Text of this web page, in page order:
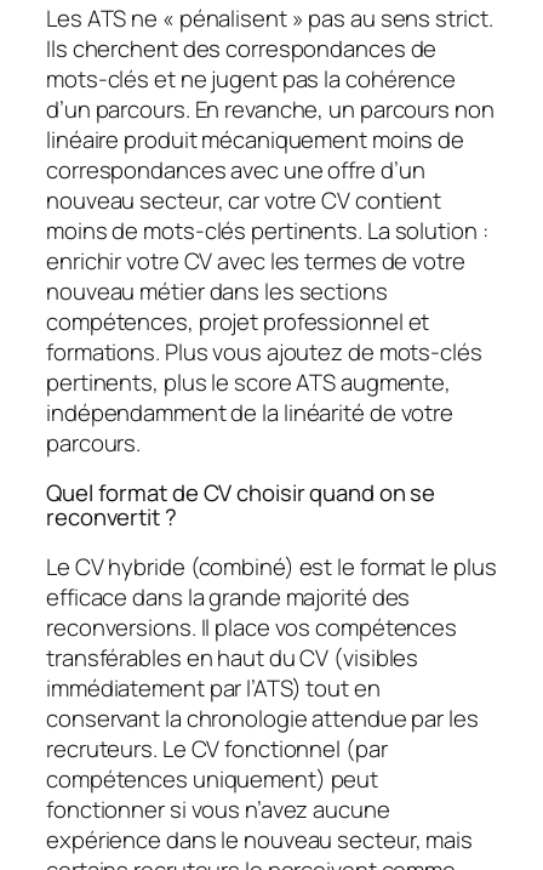
Les ATS ne « pénalisent » pas au sens strict.
Ils cherchent des correspondances de
mots-clés et ne jugent pas la cohérence
d’un parcours. En revanche, un parcours non
linéaire produit mécaniquement moins de
correspondances avec une offre d’un
nouveau secteur, car votre CV contient
moins de mots-clés pertinents. La solution :
enrichir votre CV avec les termes de votre
nouveau métier dans les sections
compétences, projet professionnel et
formations. Plus vous ajoutez de mots-clés
pertinents, plus le score ATS augmente,
indépendamment de la linéarité de votre
parcours.
Quel format de CV choisir quand on se
reconvertit ?
Le CV hybride (combiné) est le format le plus
efficace dans la grande majorité des
reconversions. Il place vos compétences
transférables en haut du CV (visibles
immédiatement par l’ATS) tout en
conservant la chronologie attendue par les
recruteurs. Le CV fonctionnel (par
compétences uniquement) peut
fonctionner si vous n’avez aucune
expérience dans le nouveau secteur, mais